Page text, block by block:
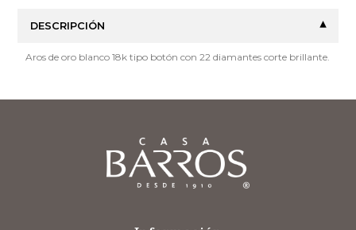
DESCRIPCIÓN
Aros de oro blanco 18k tipo botón con 22 diamantes corte brillante.